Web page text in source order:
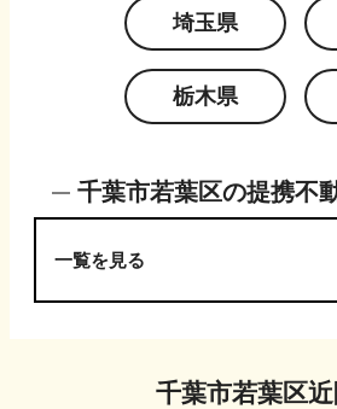
埼玉県
栃木県
千葉市若葉区の提携不
一覧を見る
千葉市若葉区